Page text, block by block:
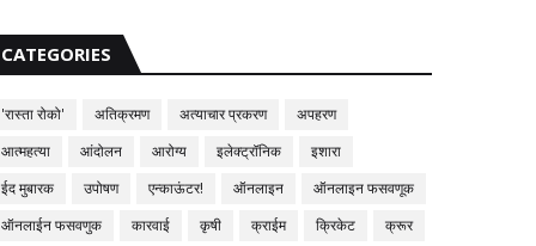
CATEGORIES
'रास्ता रोको' अतिक्रमण अत्याचार प्रकरण
अपहरण
आत्महत्या
आंदोलन आरोग्य इलेक्ट्रॉनिक
इशारा
ईद मुबारक
उपोषण एन्काऊंटर! ऑनलाइन
ऑनलाइन फसवणूक
ऑनलाईन फसवणुक
कारवाई कृषी क्राईम क्रिकेट
क्रूर